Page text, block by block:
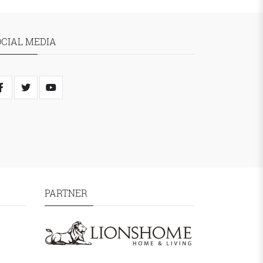
MEDIA
PARTNER